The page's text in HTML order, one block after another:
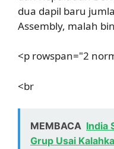
dua dapil baru
Assembly, malah
<p rowspan="2
<br
MEMBACA India
Grup Usai